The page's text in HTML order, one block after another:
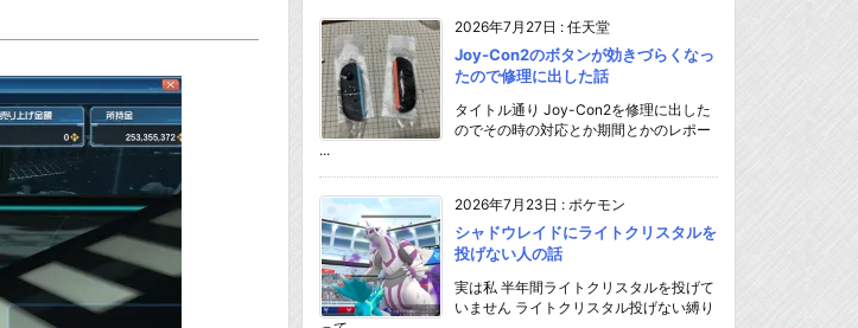
2026年7月27日 : 任天堂
Joy-Con2のボタンが効きづらくなっ
たので修理に出した話
タイトル通り Joy-Con2を修理に出した
のでその時の対応とか期間とかのレポー
...
2026年7月23日 : ポケモン
シャドウレイドにライトクリスタルを
投げない人の話
実は私 半年間ライトクリスタルを投げて
いません ライトクリスタル投げない縛り